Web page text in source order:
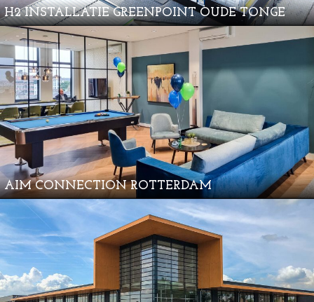
H2 INSTALLATIE GREENPOINT OUDE TONGE
AIM CONNECTION ROTTERDAM